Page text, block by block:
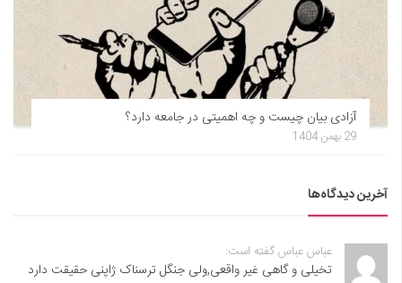
آزادی بیان چیست و چه اهمیتی در جامعه دارد؟
29 بهمن 1404
آخرین دیدگاه‌ها
عباس عباس گفته است:
تخیلی و گاهی غیر واقعی,ولی جنگل ترسناک ژاپنی حقیقت دارد